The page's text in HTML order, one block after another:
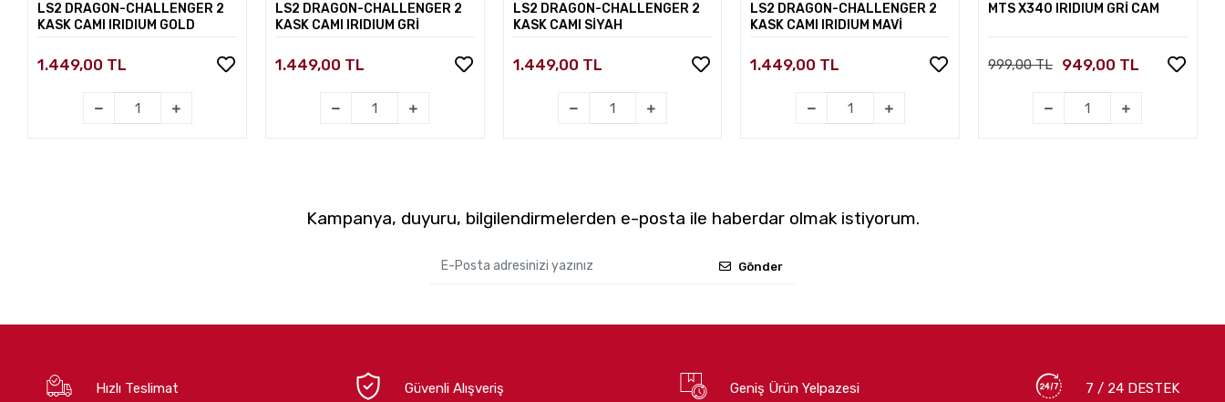
LS2 DRAGON-CHALLENGER 2
KASK CAMI IRIDIUM GOLD
1.449,00 TL
LS2 DRAGON-CHALLENGER 2
KASK CAMI IRIDIUM GRİ
1.449,00 TL
LS2 DRAGON-CHALLENGER 2
KASK CAMI SİYAH
1.449,00 TL
LS2 DRAGON-CHALLENGER 2
KASK CAMI IRIDIUM MAVİ
1.449,00 TL
MTS X340 IRIDIUM GRİ CAM
999,00 TL 949,00 TL
Kampanya, duyuru, bilgilendirmelerden e-posta ile haberdar olmak istiyorum.
Gönder
Hızlı Teslimat Güvenli Alışveriş Geniş Ürün Yelpazesi 7 / 24 DESTEK